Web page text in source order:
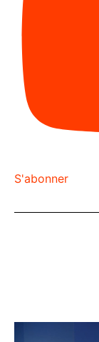
S'abonner